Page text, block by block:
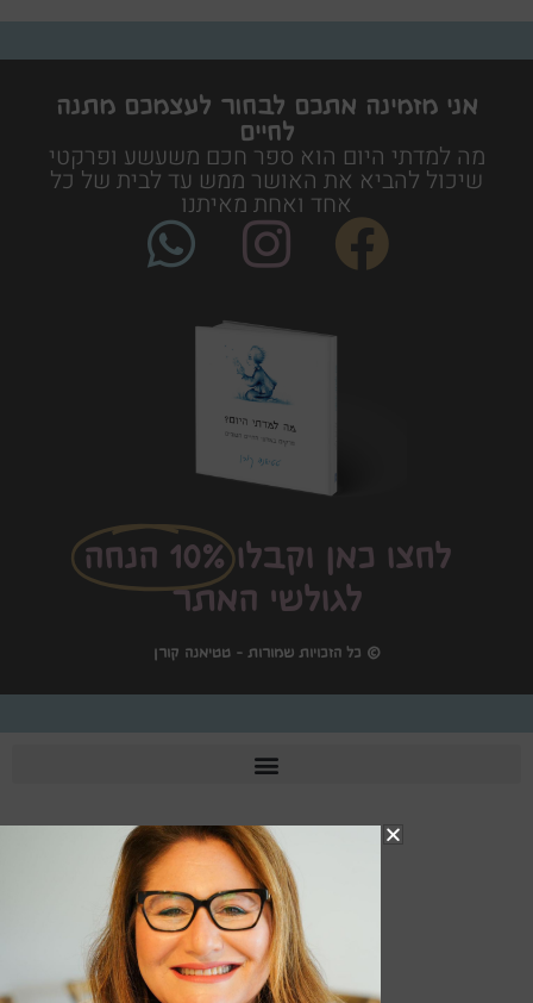
אני מזמינה אתכם לבחור לעצמכם מתנה
לחיים
מה למדתי היום הוא ספר חכם משעשע ופרקטי
שיכול להביא את האושר ממש עד לבית של כל
אחד ואחת מאיתנו
לחצו כאן וקבלו 10% הנחה
לגולשי האתר
© כל הזכויות שמורות - טטיאנה קורן